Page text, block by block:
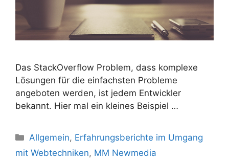
Das StackOverflow Problem, dass komplexe
Lösungen für die einfachsten Probleme
angeboten werden, ist jedem Entwickler
bekannt. Hier mal ein kleines Beispiel …
Kategorien
Allgemein, Erfahrungsberichte im Umgang
mit Webtechniken, MM Newmedia